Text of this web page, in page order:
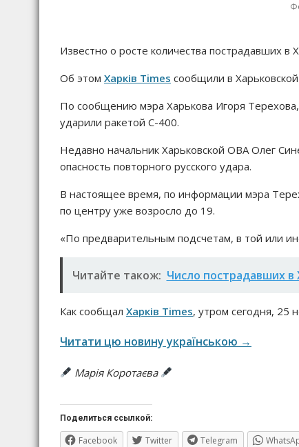
Известно о росте количества пострадавших в
Об этом Харків Times сообщили в
По сообщению мэра Харькова Игоря
ударили ракетой С-400.
Недавно начальник Харьковской ОВА Олег
опасность повторного русского удара.
В настоящее время, по информации мэра
по центру уже возросло до 19.
«По предварительным подсчетам, в той или
Читайте також: Число пострадавших в
Как сообщал Харків Times, утром сегодня, 25
Читати цю новину українською →
Марія Коротаєва
Поделиться ссылкой:
Facebook Twitter Telegram